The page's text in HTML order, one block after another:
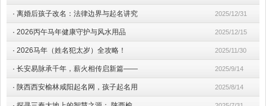
· 离婚后孩子改名：法律边界与起名讲究 2025/12/31
· 2026丙午马年健康守护与风水用品 2025/12/15
· 2026马年（姓名犯太岁）全攻略！ 2025/11/30
· 长安易脉承千年，薪火相传启新篇—— 2025/9/14
· 陕西西安榆林咸阳起名网，孩子起名用 2025/8/14